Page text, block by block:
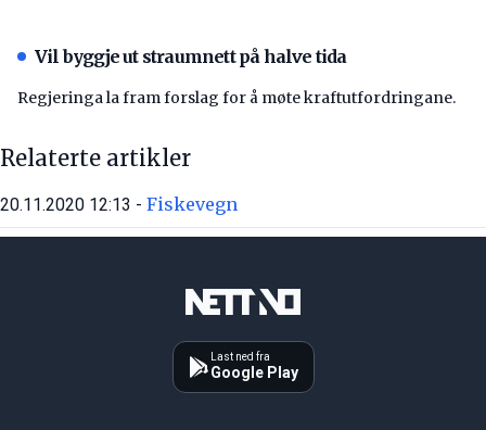
Vil byggje ut straumnett på halve tida
Regjeringa la fram forslag for å møte kraftutfordringane.
Relaterte artikler
20.11.2020 12:13 - Fiskevegn
Last ned fra
Google Play